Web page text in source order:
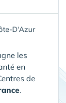
D'Azur
les
en
de
.